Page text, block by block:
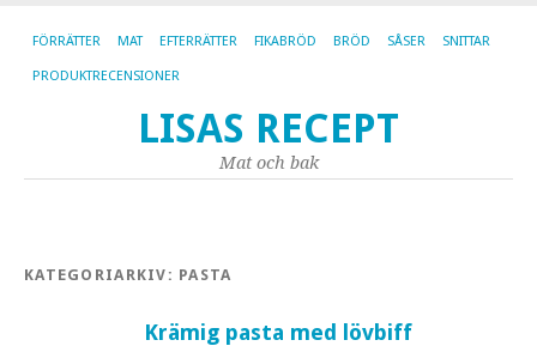
FÖRRÄTTER MAT EFTERRÄTTER FIKABRÖD BRÖD SÅSER SNITTAR
PRODUKTRECENSIONER
LISAS RECEPT
Mat och bak
KATEGORIARKIV: PASTA
Krämig pasta med lövbiff